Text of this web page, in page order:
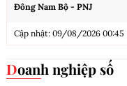
Đông Nam Bộ - PNJ
Cập nhật: 09/08/2026 00:45
Doanh nghiệp số